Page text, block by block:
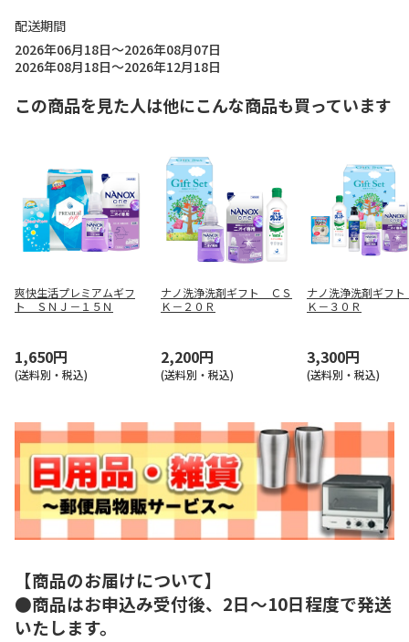
配送期間
2026年06月18日～2026年08月07日
2026年08月18日～2026年12月18日
この商品を見た人は他にこんな商品も買っています
爽快生活プレミアムギフ
ト ＳＮＪ－１５Ｎ
1,650円
(送料別・税込)
ナノ洗浄洗剤ギフト ＣＳ
Ｋ－２０Ｒ
2,200円
(送料別・税込)
ナノ洗浄洗剤ギフ
Ｋ－３０Ｒ
3,300円
(送料別・税込)
【商品のお届けについて】
●商品はお申込み受付後、2日～10日程度で発送
いたします。